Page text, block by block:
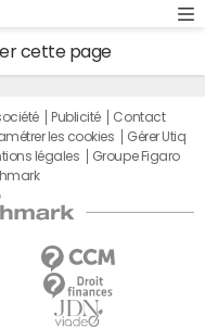
cette page
Publicité
Contact
les cookies
Gérer Utiq
légales
Groupe Figaro